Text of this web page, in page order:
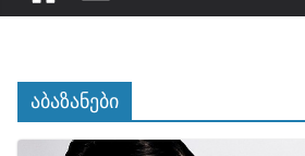
აბაზანები